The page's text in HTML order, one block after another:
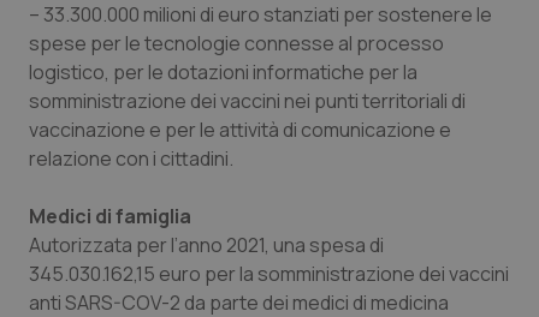
Rene & patologie urogenitali
Salute orale & impianti
Sangue & coagulazione
Tiroide
Tumore al seno
– 33.300.000 milioni di euro stanziati per sostenere le
spese per le tecnologie connesse al processo
logistico, per le dotazioni informatiche per la
somministrazione dei vaccini nei punti territoriali di
vaccinazione e per le attività di comunicazione e
relazione con i cittadini.
Medici di famiglia
Autorizzata per l’anno 2021, una spesa di
345.030.162,15 euro per la somministrazione dei vaccini
anti SARS-COV-2 da parte dei medici di medicina